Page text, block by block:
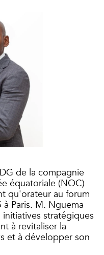
de la compagnie
équatoriale (NOC)
qu'orateur au forum
Paris. M. Nguema
stratégiques
à revitaliser la
et à développer son